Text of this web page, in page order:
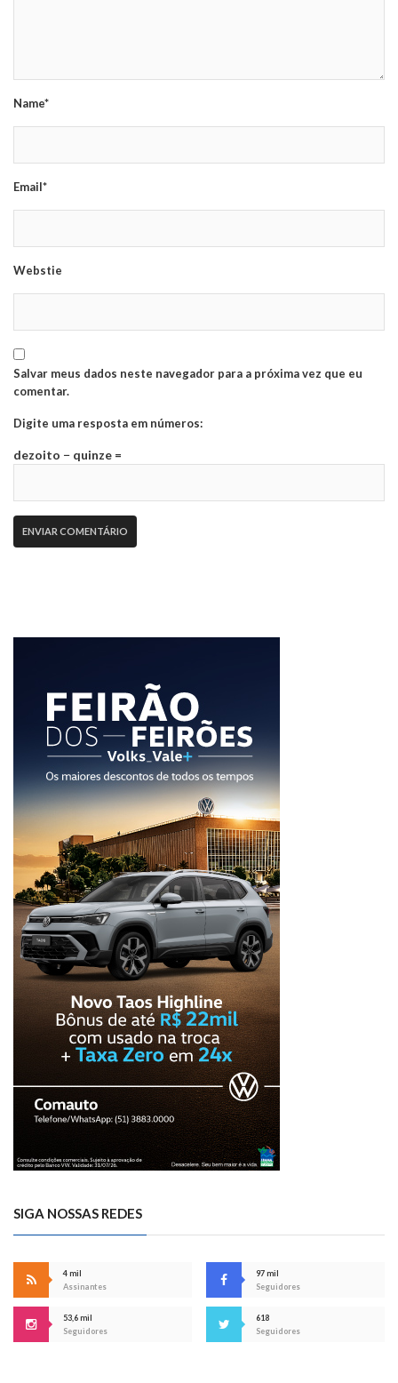
Name*
Email*
Webstie
Salvar meus dados neste navegador para a próxima vez que eu
comentar.
Digite uma resposta em números:
dezoito − quinze =
SIGA NOSSAS REDES
4 mil
Assinantes
97 mil
Seguidores
53,6 mil
Seguidores
618
Seguidores